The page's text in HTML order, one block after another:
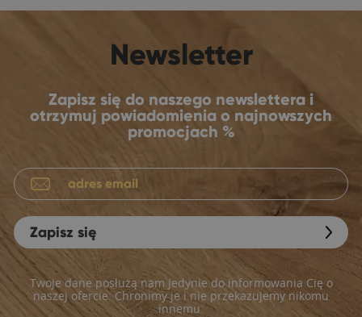
Newsletter
Zapisz się do naszego newslettera i
otrzymuj powiadomienia o najnowszych
promocjach %
Zapisz się
Twoje dane posłużą nam jedynie do informowania Cię o
naszej ofercie. Chronimy je i nie przekazujemy nikomu
innemu.